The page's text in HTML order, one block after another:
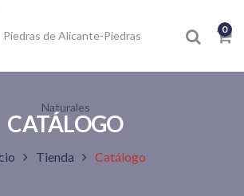
0
CATÁLOGO
Tienda Catálogo